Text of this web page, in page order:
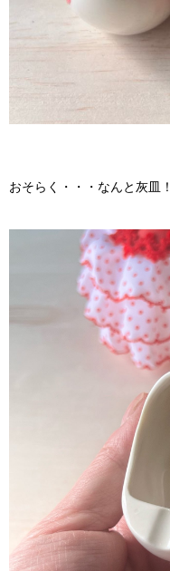
おそらく・・・なんと灰皿